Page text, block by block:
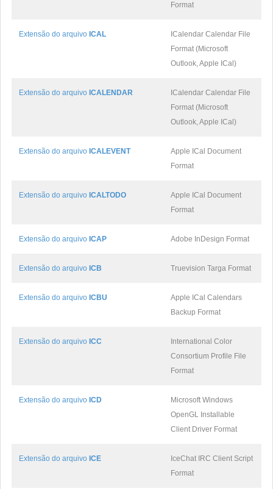
Format
Extensão do arquivo ICAL
ICalendar Calendar File
Format (Microsoft
Outlook, Apple ICal)
Extensão do arquivo ICALENDAR
ICalendar Calendar File
Format (Microsoft
Outlook, Apple ICal)
Extensão do arquivo ICALEVENT
Apple ICal Document
Format
Extensão do arquivo ICALTODO
Apple ICal Document
Format
Extensão do arquivo ICAP Adobe InDesign Format
Extensão do arquivo ICB Truevision Targa Format
Extensão do arquivo ICBU
Apple ICal Calendars
Backup Format
Extensão do arquivo ICC
International Color
Consortium Profile File
Format
Extensão do arquivo ICD
Microsoft Windows
OpenGL Installable
Client Driver Format
Extensão do arquivo ICE
IceChat IRC Client Script
Format